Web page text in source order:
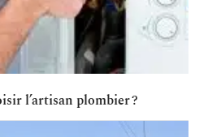
l’artisan plombier ?